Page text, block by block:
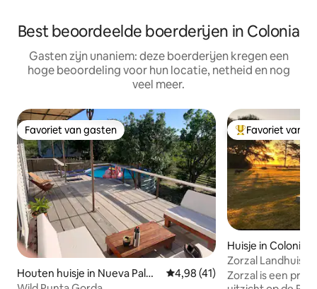
Best beoordeelde boerderijen in Colonia
Gasten zijn unaniem: deze boerderijen kregen een
hoge beoordeling voor hun locatie, netheid en nog
veel meer.
Favoriet van gasten
Favoriet van gasten
Houten huisje in Nueva Palmi
Gemiddelde beoordeling van
4,98 (41)
Topfavoriet van
Favoriet van
Huisje in Colonia
nto
Zorzal Landhuis
Sacramento
Zorzal is een